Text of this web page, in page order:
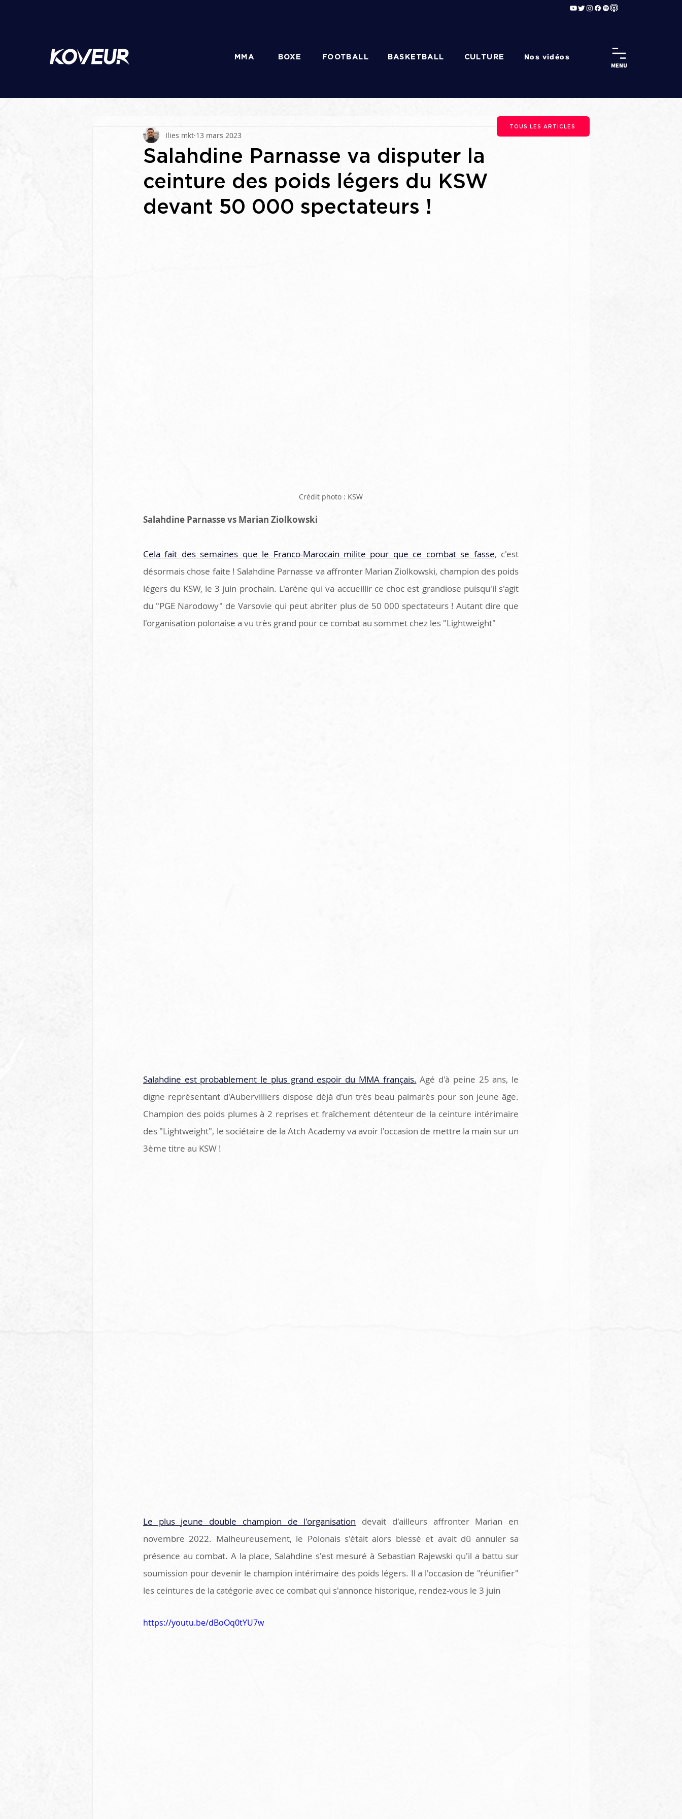
MMA BOXE FOOTBALL BASKETBALL CULTURE Nos vidéos
MENU
Salahdine Parnasse va disputer la
ceinture des poids légers du KSW
devant 50 000 spectateurs !
Ilies mkt 13 mars 2023
Crédit photo : KSW
Salahdine Parnasse vs Marian Ziolkowski
Cela fait des semaines que le Franco-Marocain milite pour que ce combat se fasse, c'est
désormais chose faite ! Salahdine Parnasse va affronter Marian Ziolkowski, champion des poids
légers du KSW, le 3 juin prochain. L'arène qui va accueillir ce choc est grandiose puisqu'il s'agit
du "PGE Narodowy" de Varsovie qui peut abriter plus de 50 000 spectateurs ! Autant dire que
l'organisation polonaise a vu très grand pour ce combat au sommet chez les "Lightweight"
Salahdine est probablement le plus grand espoir du MMA français. Agé d'à peine 25 ans, le
digne représentant d'Aubervilliers dispose déjà d'un très beau palmarès pour son jeune âge.
Champion des poids plumes à 2 reprises et fraîchement détenteur de la ceinture intérimaire
des "Lightweight", le sociétaire de la Atch Academy va avoir l'occasion de mettre la main sur un
3ème titre au KSW !
Le plus jeune double champion de l'organisation devait d'ailleurs affronter Marian en
novembre 2022. Malheureusement, le Polonais s'était alors blessé et avait dû annuler sa
présence au combat. A la place, Salahdine s'est mesuré à Sebastian Rajewski qu'il a battu sur
soumission pour devenir le champion intérimaire des poids légers. Il a l'occasion de "réunifier"
les ceintures de la catégorie avec ce combat qui s'annonce historique, rendez-vous le 3 juin
https://youtu.be/dBoOq0tYU7w
TOUS LES ARTICLES